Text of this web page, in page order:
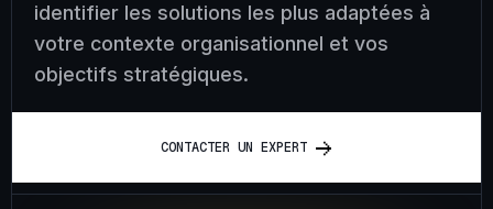
identifier les solutions les plus adaptées à
votre contexte organisationnel et vos
objectifs stratégiques.
CONTACTER UN EXPERT